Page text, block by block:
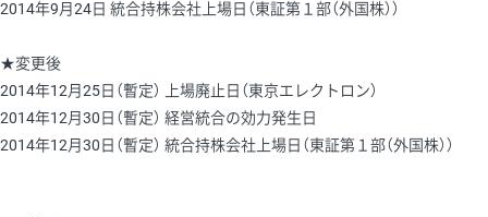
2014年9月24日 統合持株会社上場日（東証第１部（外国株））
★変更後
2014年12月25日（暫定） 上場廃止日（東京エレクトロン）
2014年12月30日（暫定） 経営統合の効力発生日
2014年12月30日（暫定） 統合持株会社上場日（東証第１部（外国株））